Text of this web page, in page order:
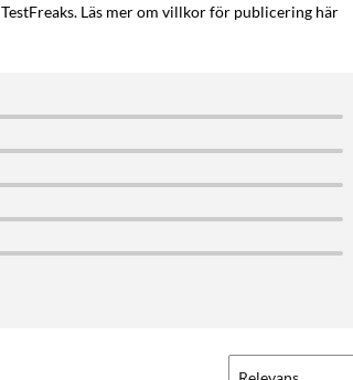
Läs mer om villkor för publicering här